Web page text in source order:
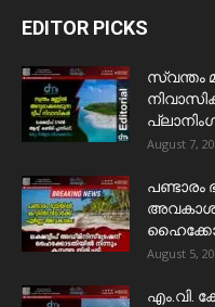
EDITOR PICKS
സ്വന്തം
August 7,
പണ്ടാരം
August 5,
​എം.വി.